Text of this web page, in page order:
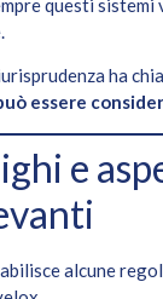
questi
ha
essere
e
alcune